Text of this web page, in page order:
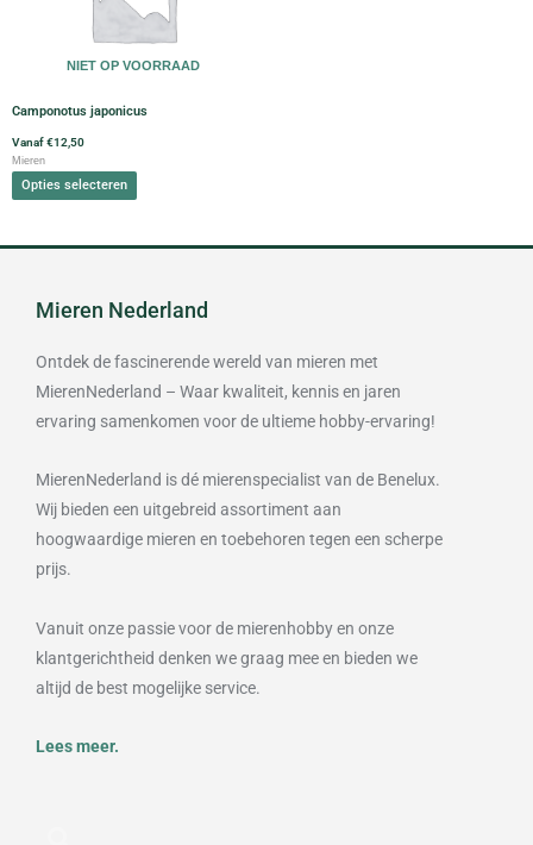
NIET OP VOORRAAD
Camponotus japonicus
Vanaf€12,50
Mieren
Opties selecteren
variaties.
optie
gekozen
productpagina
Mieren Nederland
Ontdek de fascinerende wereld van mieren met
MierenNederland – Waar kwaliteit, kennis en jaren
ervaring samenkomen voor de ultieme hobby-ervaring!
MierenNederland is dé mierenspecialist van de Benelux.
Wij bieden een uitgebreid assortiment aan
hoogwaardige mieren en toebehoren tegen een scherpe
prijs.
Vanuit onze passie voor de mierenhobby en onze
klantgerichtheid denken we graag mee en bieden we
altijd de best mogelijke service.
Lees meer.